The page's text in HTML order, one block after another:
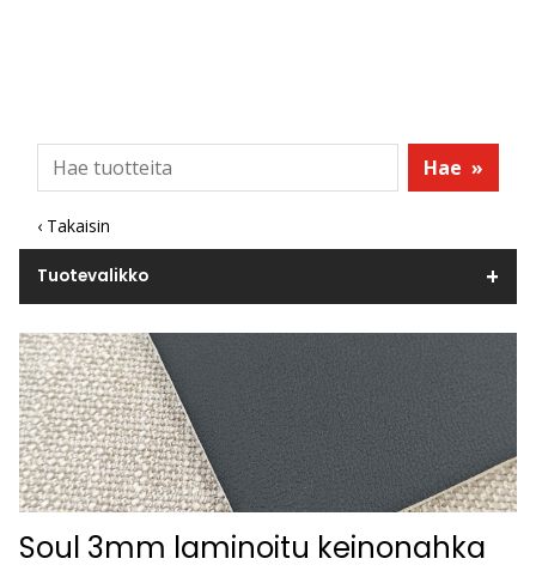
Hae »
‹ Takaisin
Tuotevalikko
Soul 3mm laminoitu keinonahka